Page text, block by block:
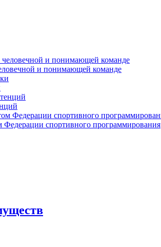
и понимающей команде
спортивного программирования